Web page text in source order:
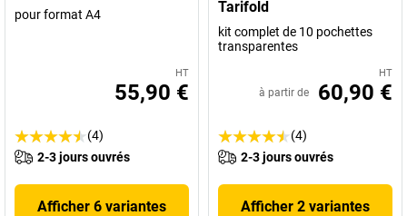
pour format A4
HT
55,90 €
(4)
2-3 jours ouvrés
Afficher 6 variantes
Tarifold
kit complet de 10 pochettes
transparentes
HT
à partir de 60,90 €
(4)
2-3 jours ouvrés
Afficher 2 variantes